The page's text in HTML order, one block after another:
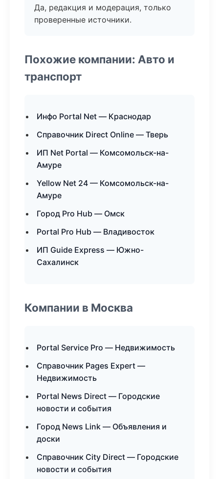
Да, редакция и модерация, только
проверенные источники.
Похожие компании: Авто и
транспорт
Инфо Portal Net — Краснодар
Справочник Direct Online — Тверь
ИП Net Portal — Комсомольск-на-
Амуре
Yellow Net 24 — Комсомольск-на-
Амуре
Город Pro Hub — Омск
Portal Pro Hub — Владивосток
ИП Guide Express — Южно-
Сахалинск
Компании в Москва
Portal Service Pro — Недвижимость
Справочник Pages Expert —
Недвижимость
Portal News Direct — Городские
новости и события
Город News Link — Объявления и
доски
Справочник City Direct — Городские
новости и события